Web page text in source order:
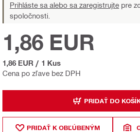
Prihláste sa alebo sa zaregistrujte pre
spoločnosti.
Cena po zľave bez DPH
1,86 EUR
1,86 EUR / 1 Kus
PRIDAŤ DO
PRIDAŤ K OBĽÚBENÝM